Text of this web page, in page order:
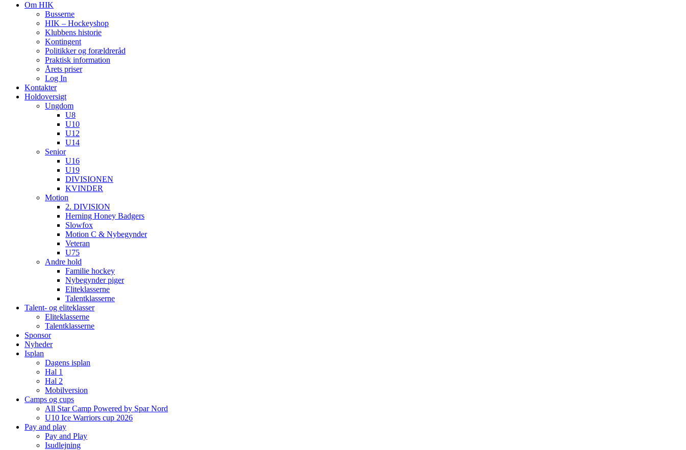
Om HIK
Busserne
HIK – Hockeyshop
Klubbens historie
Kontingent
Politikker og forældreråd
Praktisk information
Årets priser
Log In
Kontakter
Holdoversigt
Ungdom
U8
U10
U12
U14
Senior
U16
U19
DIVISIONEN
KVINDER
Motion
2. DIVISION
Herning Honey Badgers
Slowfox
Motion C & Nybegynder
Veteran
U75
Andre hold
Familie hockey
Nybegynder piger
Eliteklasserne
Talentklasserne
Talent- og eliteklasser
Eliteklasserne
Talentklasserne
Sponsor
Nyheder
Isplan
Dagens isplan
Hal 1
Hal 2
Mobilversion
Camps og cups
All Star Camp Powered by Spar Nord
U10 Ice Warriors cup 2026
Pay and play
Pay and Play
Isudlejning